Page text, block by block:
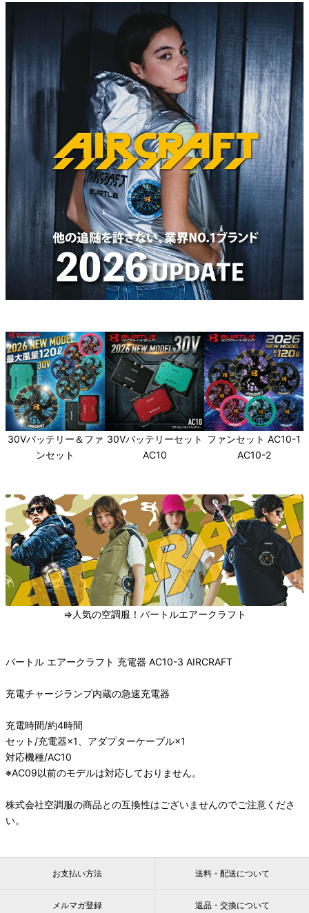
30Vバッテリー＆ファ
ンセット
30Vバッテリーセット
AC10
ファンセット AC10-1
AC10-2
⇒人気の空調服！バートルエアークラフト
バートル エアークラフト 充電器 AC10-3 AIRCRAFT
充電チャージランプ内蔵の急速充電器
充電時間/約4時間
セット/充電器×1、アダプターケーブル×1
対応機種/AC10
※AC09以前のモデルは対応しておりません。
株式会社空調服の商品との互換性はございませんのでご注意くださ
い。
お支払い方法 送料・配送について
メルマガ登録 返品・交換について